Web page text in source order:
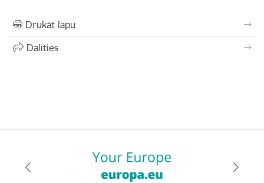
Drukāt lapu
Dalīties